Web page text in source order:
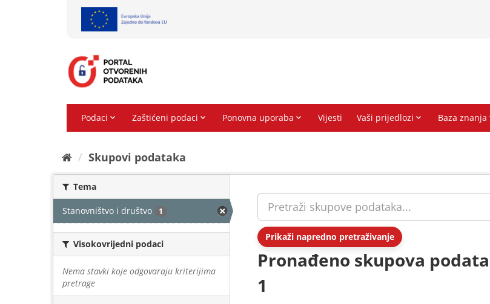
Skupovi podаtаkа
Tema
Stanovništvo i društvo 1
Visokovrijedni podaci
Nema stavki koje odgovaraju kriterijima
pretrage
Prikaži napredno pretraživanje
Pronađeno skupova
1